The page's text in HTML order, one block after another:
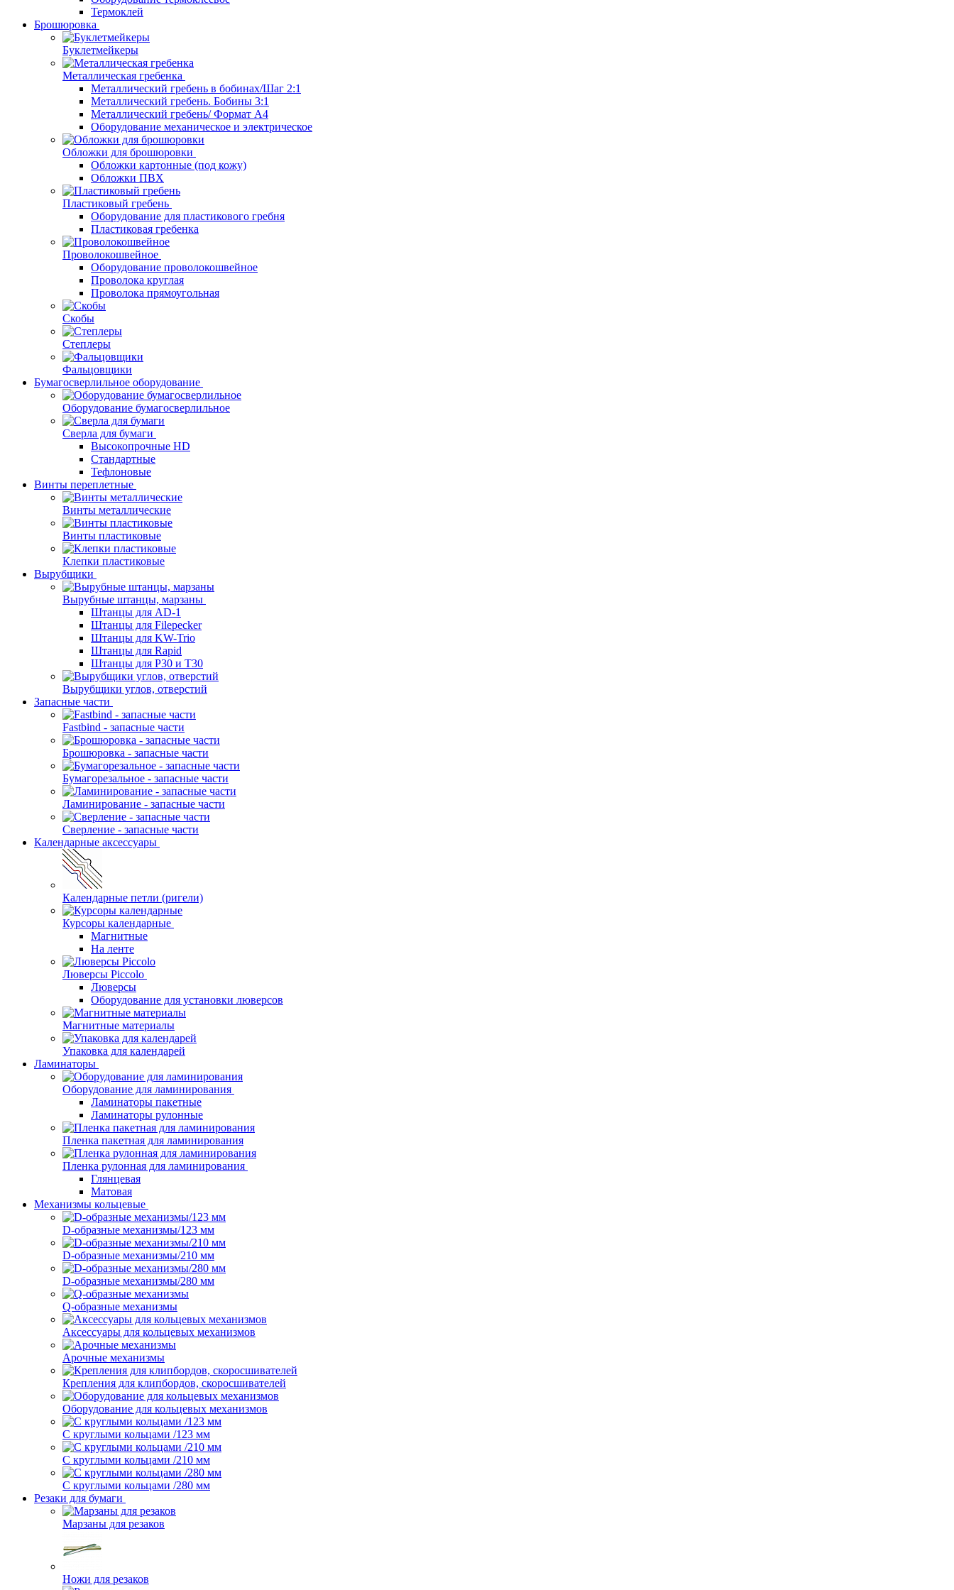
Термоклей
Брошюровка
Буклетмейкеры
Металлическая гребенка
Металлический гребень в бобинах/Шаг 2:1
Металлический гребень. Бобины 3:1
Металлический гребень/ Формат А4
Оборудование механическое и электрическое
Обложки для брошюровки
Обложки картонные (под кожу)
Обложки ПВХ
Пластиковый гребень
Оборудование для пластикового гребня
Пластиковая гребенка
Проволокошвейное
Оборудование проволокошвейное
Проволока круглая
Проволока прямоугольная
Скобы
Степлеры
Фальцовщики
Бумагосверлильное оборудование
Оборудование бумагосверлильное
Сверла для бумаги
Высокопрочные HD
Стандартные
Тефлоновые
Винты переплетные
Винты металлические
Винты пластиковые
Клепки пластиковые
Вырубщики
Вырубные штанцы, марзаны
Штанцы для AD-1
Штанцы для Filepecker
Штанцы для KW-Trio
Штанцы для Rapid
Штанцы для Р30 и Т30
Вырубщики углов, отверстий
Запасные части
Fastbind - запасные части
Брошюровка - запасные части
Бумагорезальное - запасные части
Ламинирование - запасные части
Сверление - запасные части
Календарные аксессуары
Календарные петли (ригели)
Курсоры календарные
Магнитные
На ленте
Люверсы Piccolo
Люверсы
Оборудование для установки люверсов
Магнитные материалы
Упаковка для календарей
Ламинаторы
Оборудование для ламинирования
Ламинаторы пакетные
Ламинаторы рулонные
Пленка пакетная для ламинирования
Пленка рулонная для ламинирования
Глянцевая
Матовая
Механизмы кольцевые
D-образные механизмы/123 мм
D-образные механизмы/210 мм
D-образные механизмы/280 мм
Q-образные механизмы
Аксессуары для кольцевых механизмов
Арочные механизмы
Крепления для клипбордов, скоросшивателей
Оборудование для кольцевых механизмов
С круглыми кольцами /123 мм
С круглыми кольцами /210 мм
С круглыми кольцами /280 мм
Резаки для бумаги
Марзаны для резаков
Ножи для резаков